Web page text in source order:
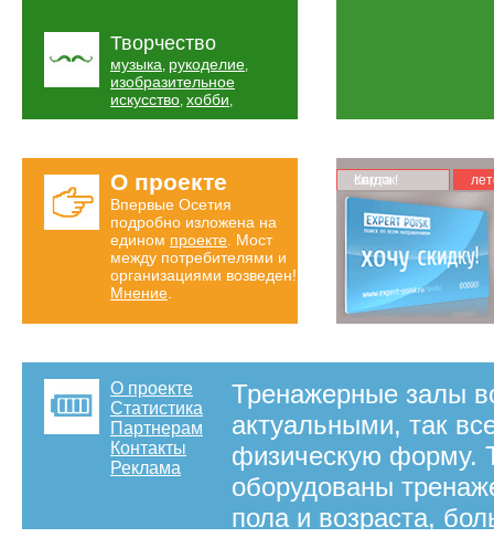
Творчество
музыка, рукоделие,
изобразительное
искусство, хобби,
О проекте
Впервые Осетия
подробно изложена на
едином проекте . Мост
между потребителями и
организациями возведен!
Мнение
Карта скидок!
О проекте
Статистика
Партнерам
Контакты
Реклама
Тренажерные залы
актуальными, так
физическую форму.
оборудованы
пола и возраста,